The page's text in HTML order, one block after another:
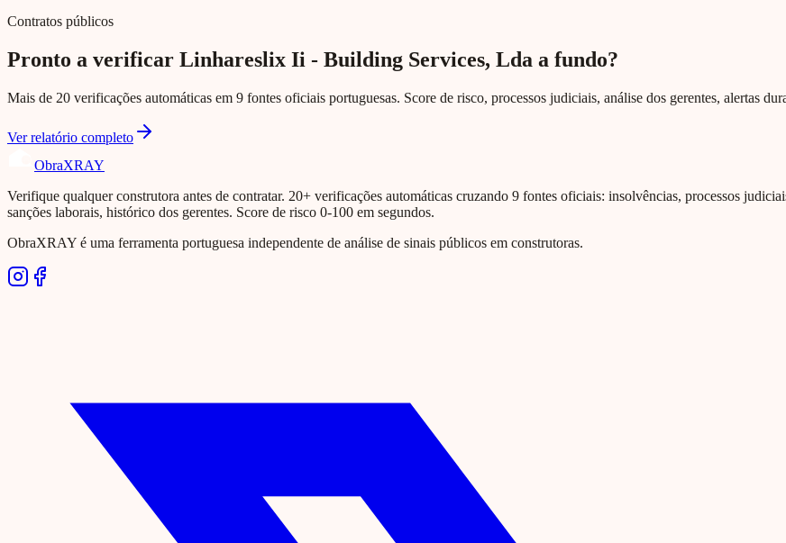
Contratos públicos
Pronto a verificar Linhareslix Ii - Building Services, Lda a fundo?
Mais de 20 verificações automáticas em 9 fontes oficiais portuguesas. Score de risco, processos judiciais, análise dos gerentes, alertas
Ver relatório completo
ObraXRAY
Verifique qualquer construtora antes de contratar. 20+ verificações automáticas cruzando 9 fontes oficiais: insolvências, processos
sanções laborais, histórico dos gerentes. Score de risco 0-100 em segundos.
ObraXRAY é uma ferramenta portuguesa independente de análise de sinais públicos em construtoras.